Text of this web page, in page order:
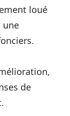
loué
une
de